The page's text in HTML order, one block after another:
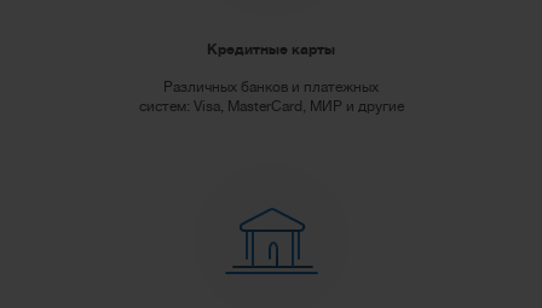
Кредитные карты
Различных банков и платежных
систем: Visa, MasterCard, МИР и другие